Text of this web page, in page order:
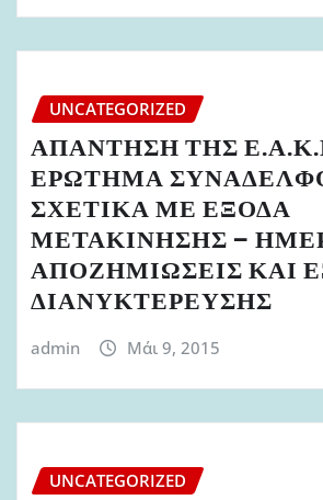
UNCATEGORIZED
ΑΠΑΝΤΗΣΗ ΤΗΣ
ΕΡΩΤΗΜΑ
ΣΧΕΤΙΚΑ ΜΕ ΕΞΟΔΑ
ΜΕΤΑΚΙΝΗΣΗΣ –
ΑΠΟΖΗΜΙΩΣΕΙΣ ΚΑΙ
ΔΙΑΝΥΚΤΕΡΕΥΣΗΣ
admin Μάι 9, 2015
UNCATEGORIZED